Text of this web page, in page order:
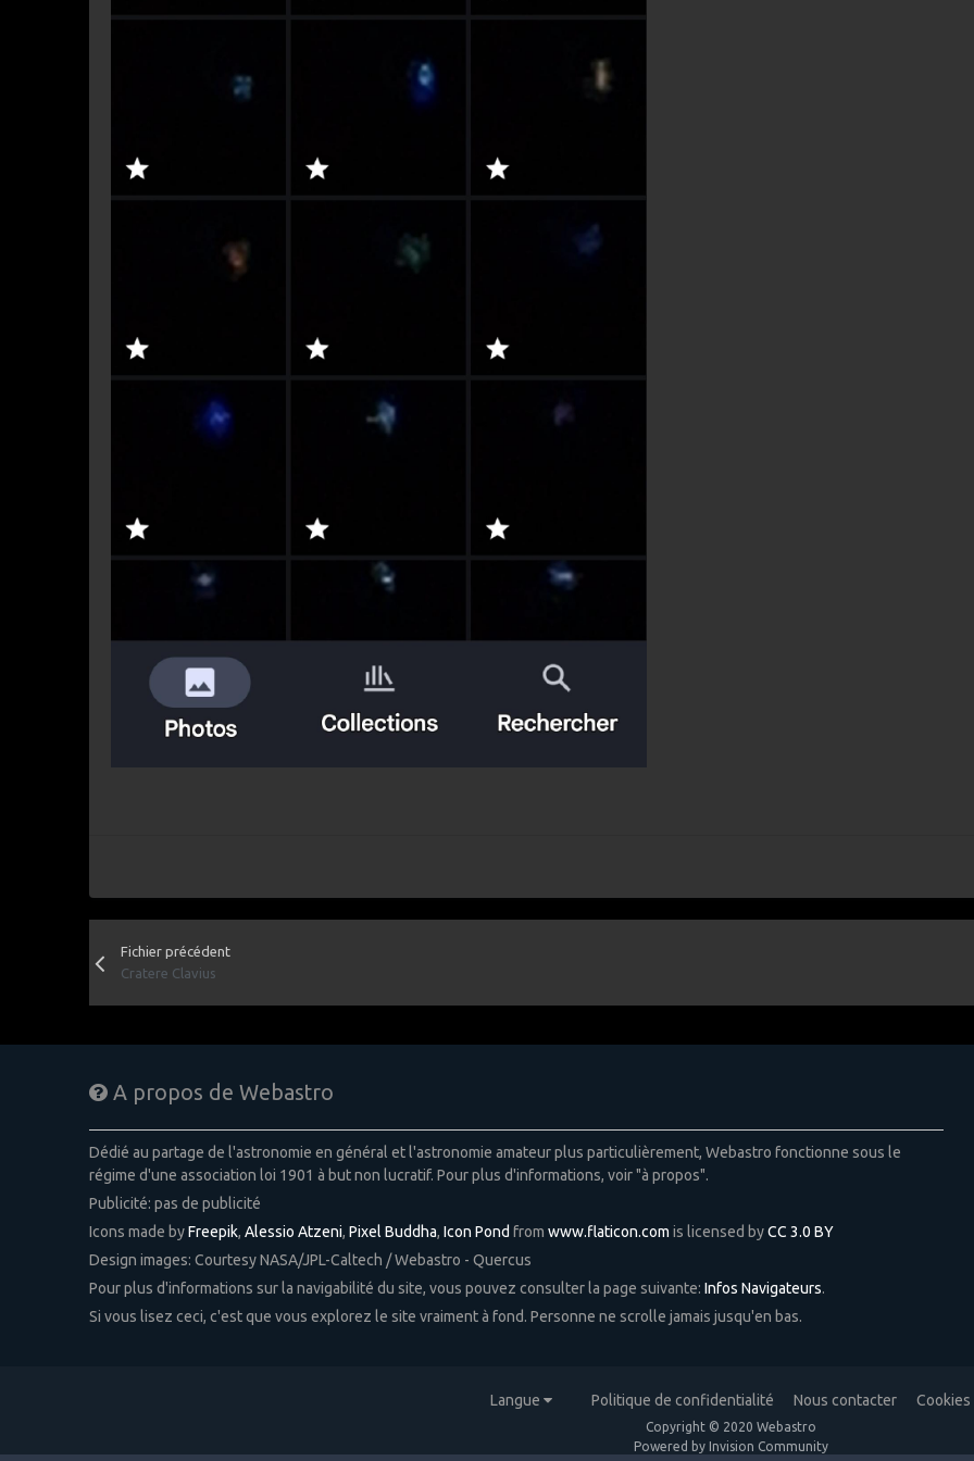
Fichier précédent
Cratere Clavius
A propos de Webastro
Dédié au partage de l'astronomie en général et l'astronomie amateur plus particulièrement, Webastro fonctionne sous le
régime d'une association loi 1901 à but non lucratif. Pour plus d'informations, voir "à propos".
Publicité: pas de publicité
Icons made byFreepik, Alessio Atzeni, Pixel Buddha, Icon Pond from www.flaticon.com is licensed byCC 3.0 BY
Design images: Courtesy NASA/JPL-Caltech / Webastro - Quercus
Pour plus d'informations sur la navigabilité du site, vous pouvez consulter la page suivante: Infos Navigateurs.
Si vous lisez ceci, c'est que vous explorez le site vraiment à fond. Personne ne scrolle jamais jusqu'en bas.
Langue Politique de confidentialité Nous contacter Cookies
Copyright © 2020 Webastro
Powered by Invision Community